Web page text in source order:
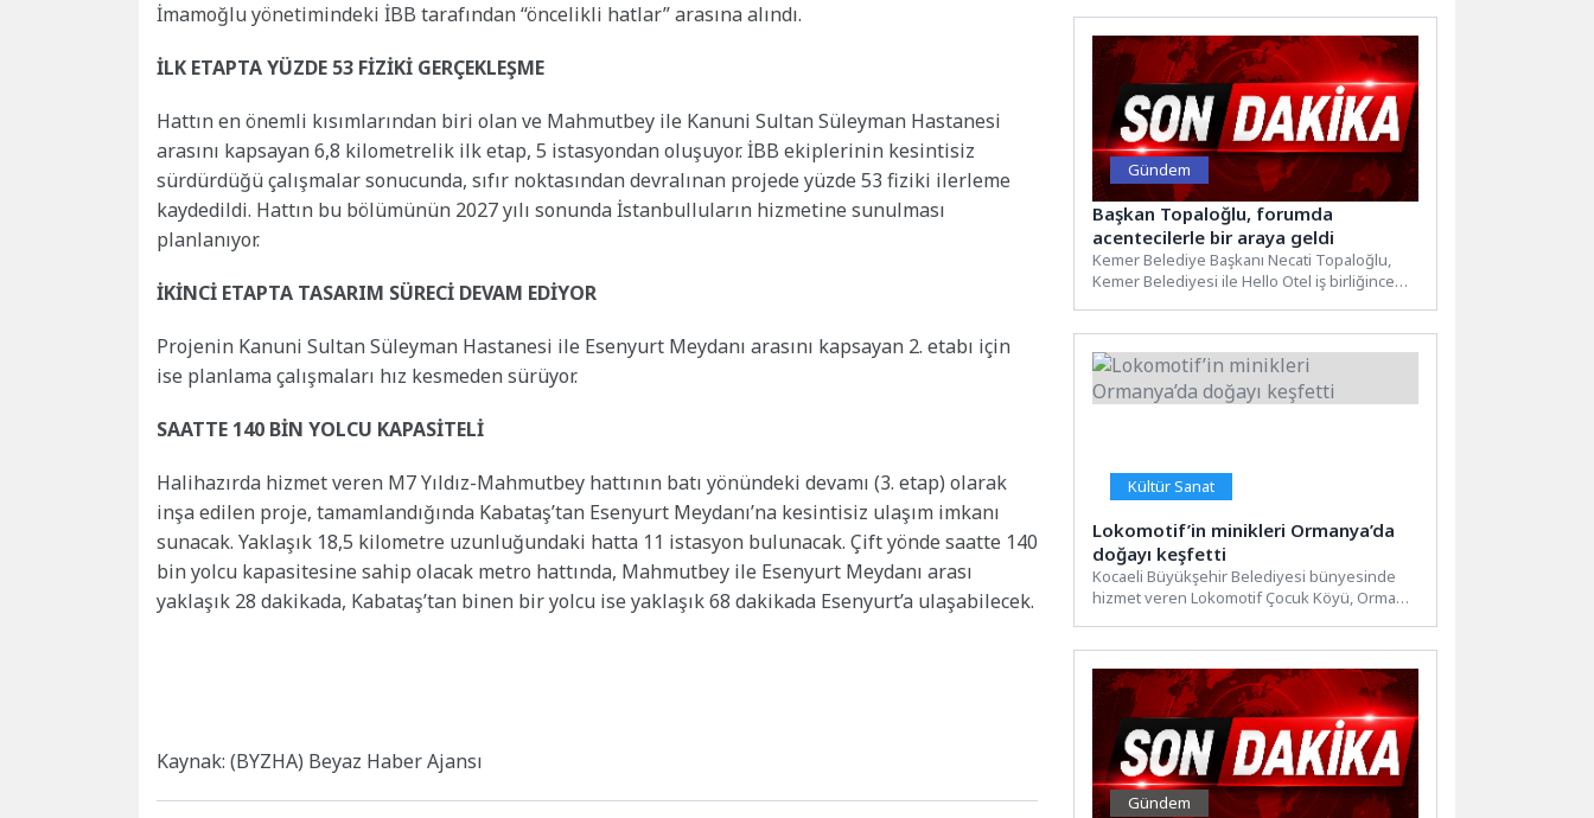
İmamoğlu yönetimindeki İBB tarafından “öncelikli hatlar” arasına alındı.
İLK ETAPTA YÜZDE 53 FİZİKİ GERÇEKLEŞME
Hattın en önemli kısımlarından biri olan ve Mahmutbey ile Kanuni Sultan Süleyman Hastanesi
arasını kapsayan 6,8 kilometrelik ilk etap, 5 istasyondan oluşuyor. İBB ekiplerinin kesintisiz
sürdürdüğü çalışmalar sonucunda, sıfır noktasından devralınan projede yüzde 53 fiziki ilerleme
kaydedildi. Hattın bu bölümünün 2027 yılı sonunda İstanbulluların hizmetine sunulması
planlanıyor.
İKİNCİ ETAPTA TASARIM SÜRECİ DEVAM EDİYOR
Projenin Kanuni Sultan Süleyman Hastanesi ile Esenyurt Meydanı arasını kapsayan 2. etabı için
ise planlama çalışmaları hız kesmeden sürüyor.
SAATTE 140 BİN YOLCU KAPASİTELİ
Halihazırda hizmet veren M7 Yıldız-Mahmutbey hattının batı yönündeki devamı (3. etap) olarak
inşa edilen proje, tamamlandığında Kabataş’tan Esenyurt Meydanı’na kesintisiz ulaşım imkanı
sunacak. Yaklaşık 18,5 kilometre uzunluğundaki hatta 11 istasyon bulunacak. Çift yönde saatte 140
bin yolcu kapasitesine sahip olacak metro hattında, Mahmutbey ile Esenyurt Meydanı arası
yaklaşık 28 dakikada, Kabataş’tan binen bir yolcu ise yaklaşık 68 dakikada Esenyurt’a ulaşabilecek.
Kaynak: (BYZHA) Beyaz Haber Ajansı
Gündem
Başkan Topaloğlu, forumda
acentecilerle bir araya geldi
Kemer Belediye Başkanı Necati Topaloğlu,
Kemer Belediyesi ile Hello Otel iş birliğince
Kültür Sanat
Lokomotif’in minikleri Ormanya’da
doğayı keşfetti
Kocaeli Büyükşehir Belediyesi bünyesinde
hizmet veren Lokomotif Çocuk Köyü, Orman
Gündem